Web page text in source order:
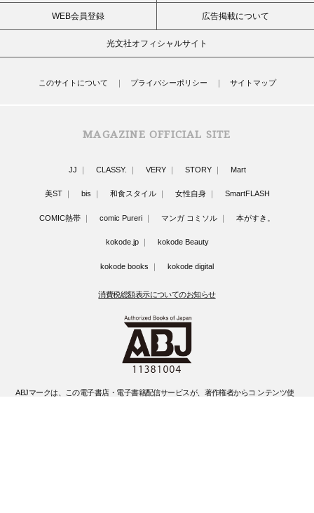
WEB会員登録 広告掲載について
光文社オフィシャルサイト
このサイトについて プライバシーポリシー サイトマップ
MAGAZINE OFFICIAL SITE
JJ CLASSY. VERY STORY Mart
美ST bis 和食スタイル 女性自身 SmartFLASH
COMIC熱帯 comic Pureri マンガ コミソル 本がすき。
kokode.jp kokode Beauty
kokode books kokode digital
消費税総額表示についてのお知らせ
ABJマークは、この電子書店・電子書籍配信サービスが、著作権者からコ ンテンツ使